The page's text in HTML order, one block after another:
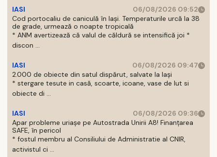
IASI
06/08/2026 09:52
Cod portocaliu de caniculă în Iași. Temperaturile urcă la 38
de grade, urmează o noapte tropicală
* ANM avertizează că valul de căldură se intensifică joi *
discon ...
IASI
06/08/2026 09:47
2.000 de obiecte din satul dispărut, salvate la Iași
* stergare tesute in casă, scoarte, icoane, vase de lut si
obiecte di ...
IASI
06/08/2026 09:36
Apar probleme uriașe pe Autostrada Unirii A8! Finanțarea
SAFE, în pericol
* fostul membru al Consiliului de Administratie al CNIR,
activistul ci ...